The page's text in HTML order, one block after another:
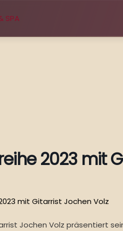
2023 mit
Jochen Volz präsentiert